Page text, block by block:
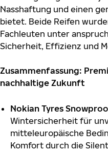
Nasshaftung und einen
bietet. Beide Reifen
Fachleuten unter
Sicherheit, Effizienz und
Zusammenfassung:
nachhaltige Zukunft
Nokian Tyres
Wintersicherheit für
mitteleuropäische
Komfort durch die